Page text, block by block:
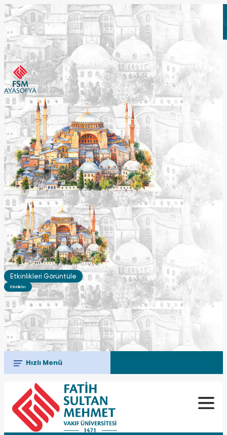
Etkinlikleri Görüntüle
Etkinlikleri Görüntüle
Etkinlikleri Görüntüle
Etkinlikler
Hızlı Menü